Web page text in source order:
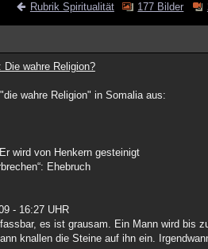
Rubrik Spiritualität 177 Bilder
Die wahre Religion?
wahre Religion" in Somalia aus:
wird von Henkern gesteinigt
Ehebruch
- 16:27 UHR
es ist grausam. Ein Mann wird bis
knallen die Steine auf ihn ein.